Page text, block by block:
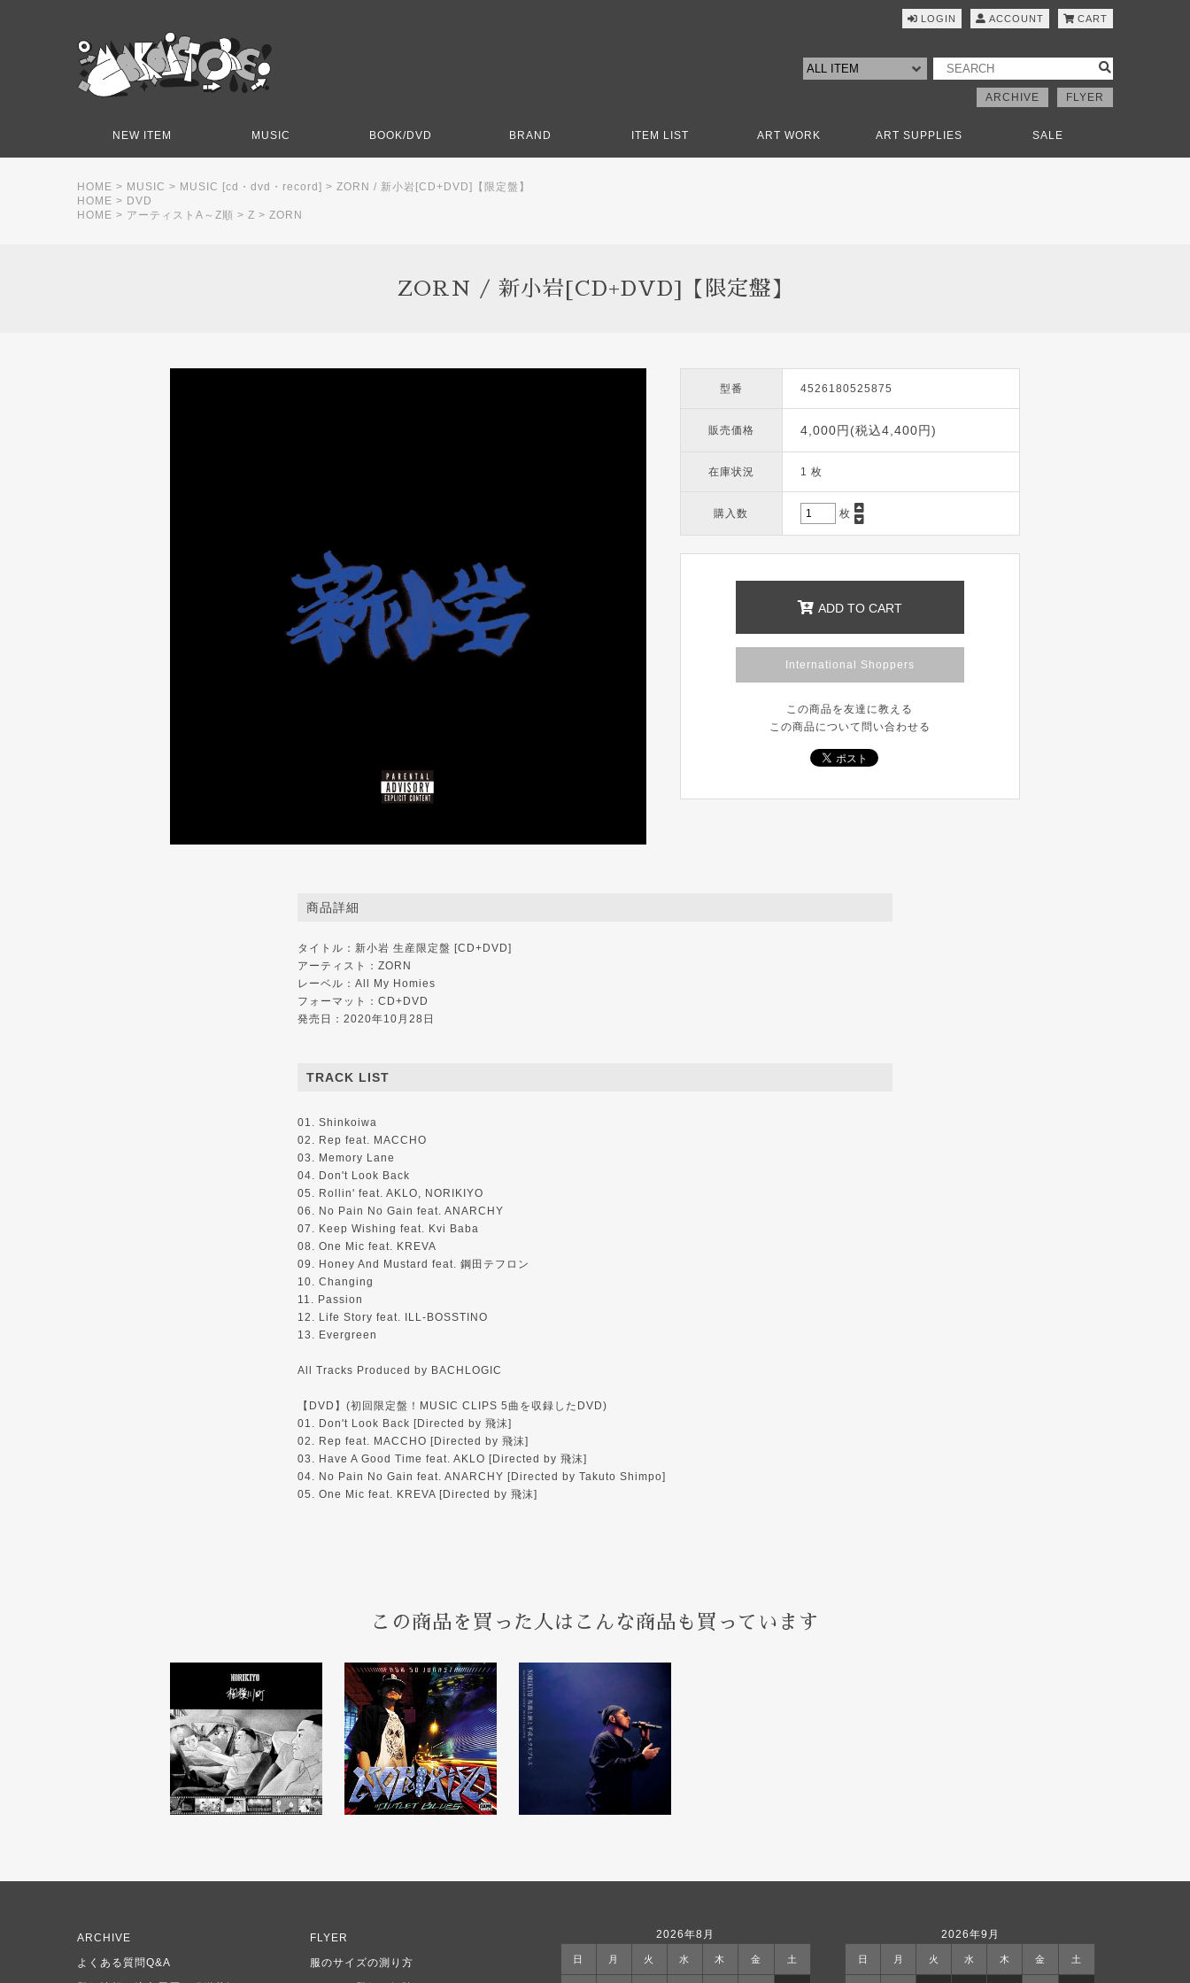
LOGIN ACCOUNT CART
ARCHIVE FLYER
NEW ITEM MUSIC BOOK/DVD BRAND ITEM LIST ART WORK ART SUPPLIES SALE
HOME > MUSIC > MUSIC [cd・dvd・record] > ZORN / 新小岩[CD+DVD]【限定盤】
HOME > DVD
HOME > アーティストA～Z順 > Z > ZORN
ZORN / 新小岩[CD+DVD]【限定盤】
商品詳細
タイトル：新小岩 生産限定盤 [CD+DVD]
アーティスト：ZORN
レーベル：All My Homies
フォーマット：CD+DVD
発売日：2020年10月28日
TRACK LIST
01. Shinkoiwa
02. Rep feat. MACCHO
03. Memory Lane
04. Don't Look Back
05. Rollin' feat. AKLO, NORIKIYO
06. No Pain No Gain feat. ANARCHY
07. Keep Wishing feat. Kvi Baba
08. One Mic feat. KREVA
09. Honey And Mustard feat. 鋼田テフロン
10. Changing
11. Passion
12. Life Story feat. ILL-BOSSTINO
13. Evergreen
All Tracks Produced by BACHLOGIC
【DVD】(初回限定盤！MUSIC CLIPS 5曲を収録したDVD)
01. Don't Look Back [Directed by 飛沫]
02. Rep feat. MACCHO [Directed by 飛沫]
03. Have A Good Time feat. AKLO [Directed by 飛沫]
04. No Pain No Gain feat. ANARCHY [Directed by Takuto Shimpo]
05. One Mic feat. KREVA [Directed by 飛沫]
型番 4526180525875
販売価格 4,000円(税込4,400円)
在庫状況 1 枚
購入数 枚
ADD TO CART
International Shoppers
この商品を友達に教える
この商品について問い合わせる
この商品を買った人はこんな商品も買っています
2026年8月
日 月 火 水 木 金 土
2026年9月
日 月 火 水 木 金 土
ARCHIVE
FLYER
よくある質問Q&A
服のサイズの測り方